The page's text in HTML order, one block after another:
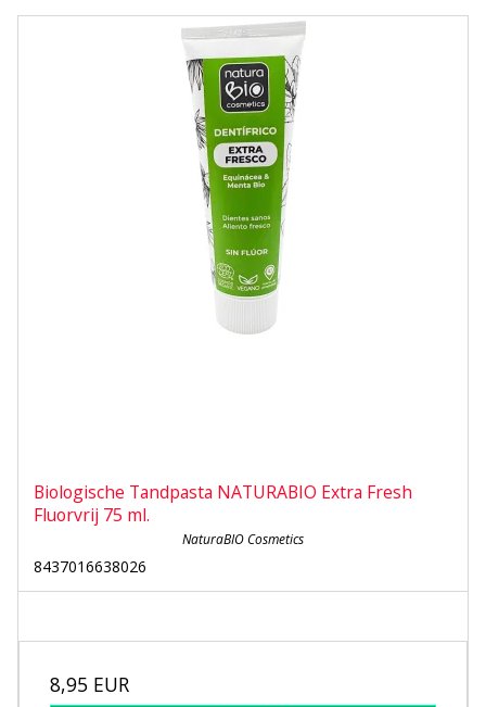
Biologische Tandpasta NATURABIO Extra Fresh
Fluorvrij 75 ml.
NaturaBIO Cosmetics
8437016638026
8,95 EUR